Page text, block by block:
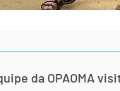
da OPAOMA